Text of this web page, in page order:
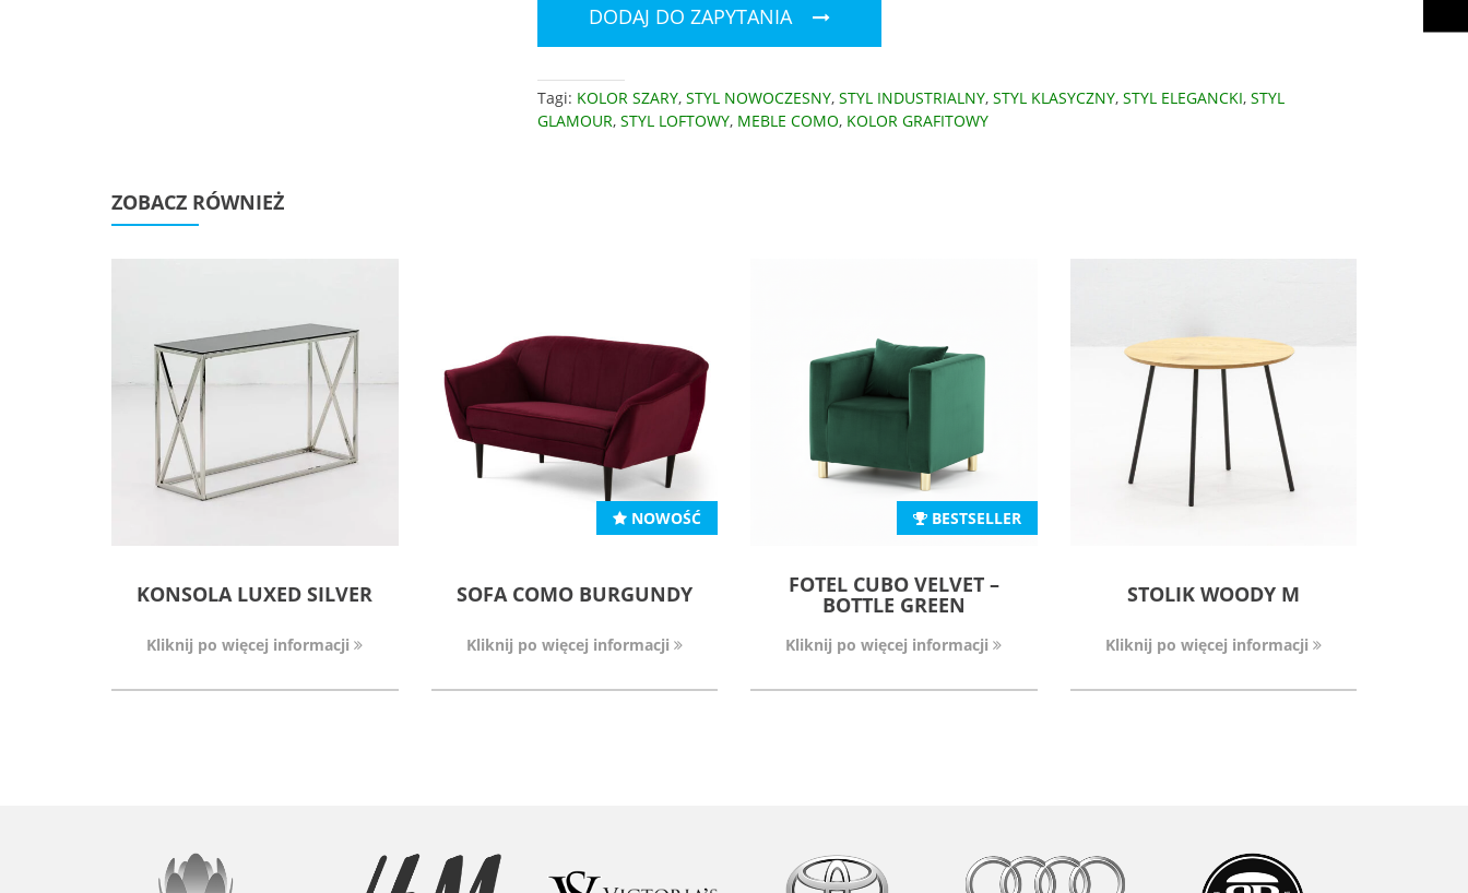
DODAJ DO ZAPYTANIA
Tagi: KOLOR SZARY, STYL NOWOCZESNY, STYL INDUSTRIALNY, STYL KLASYCZNY, STYL ELEGANCKI, STYL
GLAMOUR, STYL LOFTOWY, MEBLE COMO, KOLOR GRAFITOWY
ZOBACZ RÓWNIEŻ
KONSOLA LUXED SILVER
Kliknij po więcej informacji
NOWOŚĆ
SOFA COMO BURGUNDY
Kliknij po więcej informacji
BESTSELLER
FOTEL CUBO VELVET –
BOTTLE GREEN
Kliknij po więcej informacji
STOLIK WOODY M
Kliknij po więcej informacji